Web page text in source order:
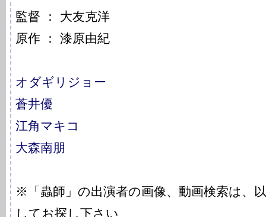
監督 ： 大友克洋
原作 ： 漆原由紀
オダギリジョー
蒼井優
江角マキコ
大森南朋
※「蟲師」の出演者の画像、動画検索は、
してお探し下さい